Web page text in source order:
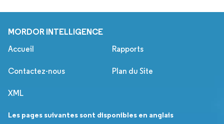
MORDOR INTELLIGENCE
Accueil Rapports
Contactez-nous Plan du Site
XML
Les pages suivantes sont disponibles en anglais